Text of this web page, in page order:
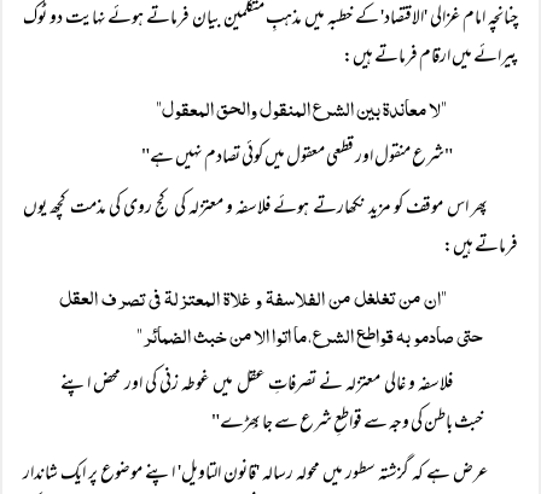
چنانچہ امام غزالی 'الاقتصاد' کے خطبہ میں مذہبِ متکلمین بیان فرماتے ہوئے نہایت دو ٹوک
پیرائے میں ارقام فرماتے ہیں:
"لا معاندۃ بین الشرع المنقول والحق المعقول"
"شرع منقول اور قطعی معقول میں کوئی تصادم نہیں ہے"
پھر اس موقف کو مزید نکھارتے ہوئے فلاسفہ و معتزلہ کی کج روی کی مذمت کچھ یوں
فرماتے ہیں:
"ان من تغلغل من الفلاسفۃ و غلاۃ المعتزلۃ فی تصرف العقل
حتی صادمو بہ قواطع الشرع،ما اتوا الا من خبث الضمائر"
فلاسفہ و غالی معتزلہ نے تصرفاتِ عقل میں غوطہ زنی کی اور محض اپنے
خبث باطن کی وجہ سے قواطعِ شرع سے جا بھِڑے"
عرض ہے کہ گزشتہ سطور میں محولہ رسالہ 'قانون التاویل' اپنے موضوع پر ایک شاندار